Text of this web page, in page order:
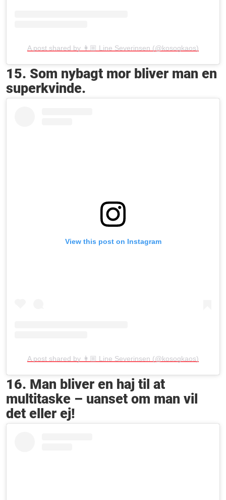
A post shared by 👩🏼 Line Severinsen (@kosogkaos)
15. Som nybagt mor bliver man en
superkvinde.
View this post on Instagram
A post shared by 👩🏼 Line Severinsen (@kosogkaos)
16. Man bliver en haj til at
multitaske – uanset om man vil
det eller ej!